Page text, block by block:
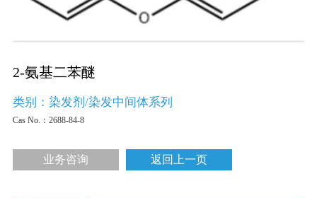
2-氨基二苯醚
类别：染发剂/染发中间体系列
Cas No.： 2688-84-8
业务咨询 返回上一页